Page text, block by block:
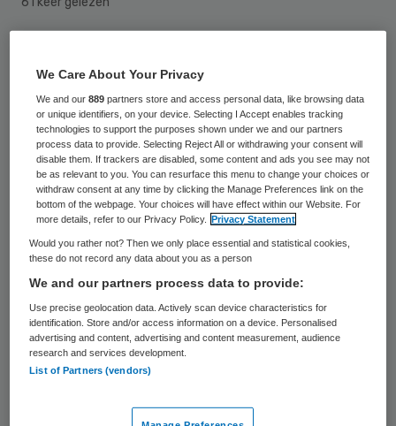
als bestuurder bij Stiching Zorggroep
Oldael. Verboom volgt interimbestuurder
Marjan Verschuure op. Verschuure blijft tot
1 januari aan om haar werkzaamheden over
te dragen.
Verboom is 14 jaar werkzaam geweest als
bestuurder van Present, een zorggroep
met diverse locaties voor de ouderenzorg in
de Alblasserwaard en de Vijfheerenlanden.
Marjan Verschuure is inmiddels benoemd
tot voorzitter raad van bestuur van de
service en zorg voor ouderen.
We Care About Your Privacy
We and our889 partners store and access personal data, like browsing data
or unique identifiers, on your device. Selecting I Accept enables tracking
technologies to support the purposes shown under we and our partners
process data to provide. Selecting Reject All or withdrawing your consent will
disable them. If trackers are disabled, some content and ads you see may not
be as relevant to you. You can resurface this menu to change your choices or
withdraw consent at any time by clicking the Manage Preferences link on the
bottom of the webpage. Your choices will have effect within our Website. For
more details, refer to our Privacy Policy.
Privacy Statement
Would you rather not? Then we only place essential and statistical cookies,
these do not record any data about you as a person
We and our partners process data to provide:
Use precise geolocation data. Actively scan device characteristics for
identification. Store and/or access information on a device. Personalised
advertising and content, advertising and content measurement, audience
research and services development.
List of Partners (vendors)